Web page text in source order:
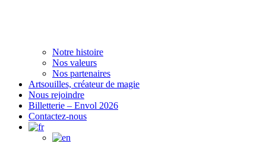
Notre histoire
Nos valeurs
Nos partenaires
Artsouilles, créateur de magie
Nous rejoindre
Billetterie – Envol 2026
Contactez-nous